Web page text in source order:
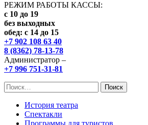
РЕЖИМ РАБОТЫ КАССЫ:
с 10 до 19
без выходных
обед: с 14 до 15
+7 902 108 63 40
8 (8362) 78-13-78
Администратор –
+7 996 751-31-81
Найти:
История театра
Спектакли